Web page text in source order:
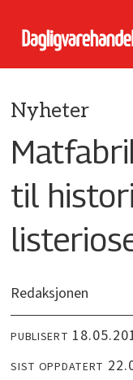
Nyheter
til
Redaksjonen
PUBLISERT
SIST OPPDATERT